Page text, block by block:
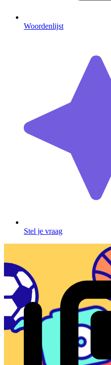
Woordenlijst
Stel je vraag